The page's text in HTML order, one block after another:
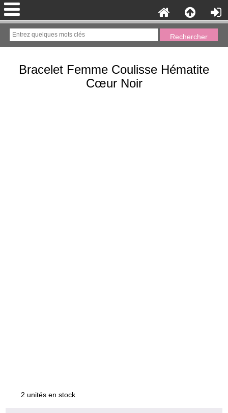
Bracelet Femme Coulisse Hématite
Cœur Noir
2 unités en stock